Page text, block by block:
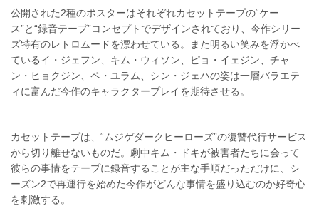
公開された2種のポスターはそれぞれカセットテープの“ケー
ス”と“録音テープ”コンセプトでデザインされており、今作シリー
ズ特有のレトロムードを漂わせている。また明るい笑みを浮かべ
ているイ・ジェフン、キム・ウィソン、ピョ・イェジン、チャ
ン・ヒョクジン、ペ・ユラム、シン・ジェハの姿は一層バラエテ
ィに富んだ今作のキャラクタープレイを期待させる。
カセットテープは、“ムジゲダークヒーローズ”の復讐代行サービス
から切り離せないものだ。劇中キム・ドキが被害者たちに会って
彼らの事情をテープに録音することが主な手順だっただけに、シ
ーズン2で再運行を始めた今作がどんな事情を盛り込むのか好奇心
を刺激する。